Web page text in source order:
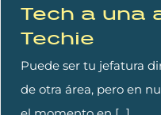
Tech a una
Techie
Puede ser tu jefatura
de otra área, pero en